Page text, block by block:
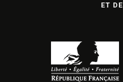
ET DE